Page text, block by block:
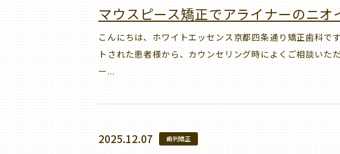
マウスピース矯正でアライナーのニ
こんにちは、ホワイトエッセンス京都四条通り矯正歯科で
トされた患者様から、カウンセリング時によくご相談いた
ー...
2025.12.07 歯列矯正